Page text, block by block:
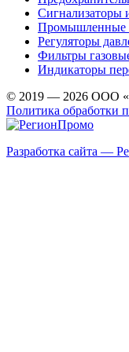
Сигнализаторы
Промышленные
Регуляторы
Фильтры
Индикаторы
© 2019 — 2026 ООО
Политика обработки
Разработка сайта —